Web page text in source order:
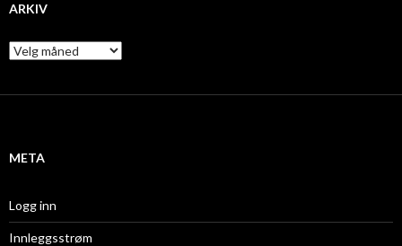
ARKIV
A
r
i
META
Logg inn
Innleggsstrøm